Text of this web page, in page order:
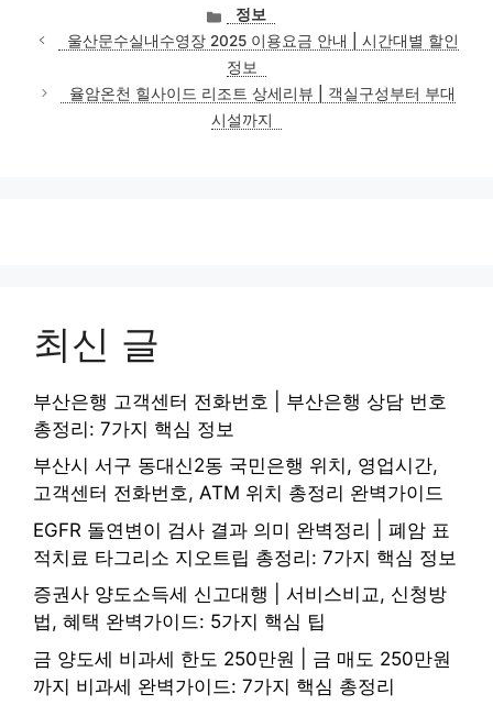
카
테
고
리
정보
울산문수실내수영장 2025 이용요금 안내 | 시간대별 할인
정보
율암온천 힐사이드 리조트 상세리뷰 | 객실구성부터 부대
시설까지
최신 글
부산은행 고객센터 전화번호 | 부산은행 상담 번호
총정리: 7가지 핵심 정보
부산시 서구 동대신2동 국민은행 위치, 영업시간,
고객센터 전화번호, ATM 위치 총정리 완벽가이드
EGFR 돌연변이 검사 결과 의미 완벽정리 | 폐암 표
적치료 타그리소 지오트립 총정리: 7가지 핵심 정보
증권사 양도소득세 신고대행 | 서비스비교, 신청방
법, 혜택 완벽가이드: 5가지 핵심 팁
금 양도세 비과세 한도 250만원 | 금 매도 250만원
까지 비과세 완벽가이드: 7가지 핵심 총정리